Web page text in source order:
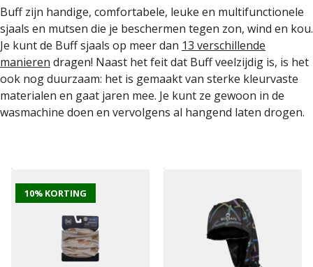
Buff zijn handige, comfortabele, leuke en multifunctionele
sjaals en mutsen die je beschermen tegen zon, wind en kou.
Je kunt de Buff sjaals op meer dan 13 verschillende
manieren dragen! Naast het feit dat Buff veelzijdig is, is het
ook nog duurzaam: het is gemaakt van sterke kleurvaste
materialen en gaat jaren mee. Je kunt ze gewoon in de
wasmachine doen en vervolgens al hangend laten drogen.
10% KORTING